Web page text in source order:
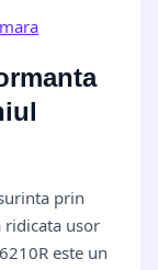
mara
prin
ridicata usor
este un